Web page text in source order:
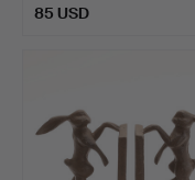
85 USD